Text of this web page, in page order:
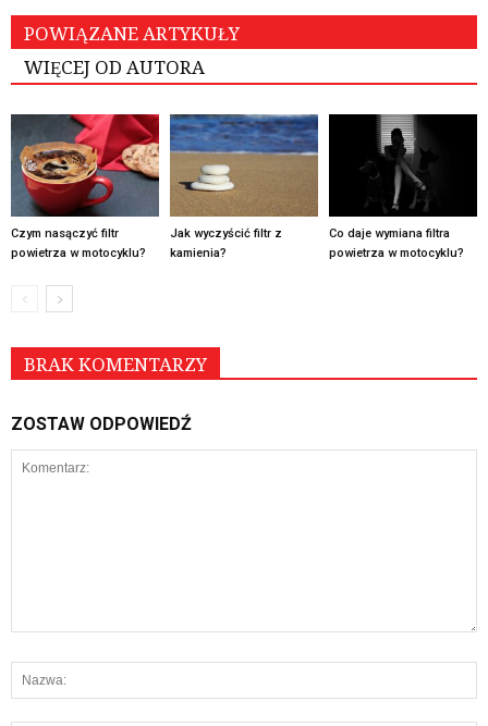
POWIĄZANE ARTYKUŁY
WIĘCEJ OD AUTORA
Czym nasączyć filtr
powietrza w motocyklu?
Jak wyczyścić filtr z
kamienia?
Co daje wymiana filtra
powietrza w motocyklu?
BRAK KOMENTARZY
ZOSTAW ODPOWIEDŹ